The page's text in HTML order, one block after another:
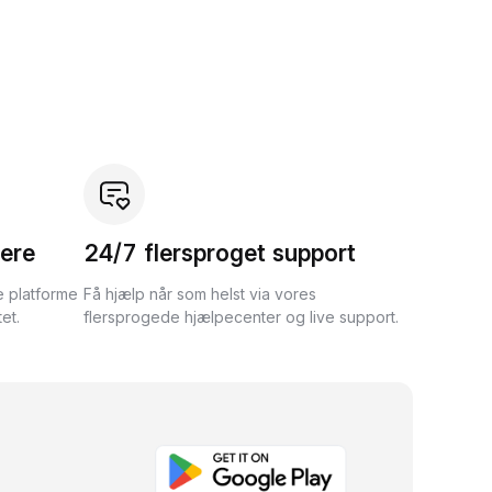
platforme
24/7 flersproget support
Få hjælp når som helst via vores
flersprogede hjælpecenter og live support.